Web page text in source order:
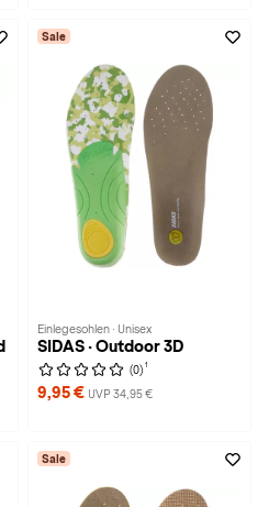
Sale
Einlegesohlen · Unisex
SIDAS · Outdoor 3D
(0) 1
9,95 € UVP 34,95 €
Sale